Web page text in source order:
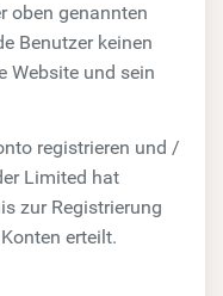
oben genannten
Benutzer keinen
Website und sein
registrieren und /
Limited hat
zur Registrierung
erteilt.